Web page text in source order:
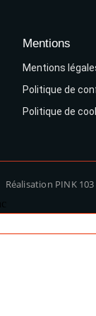
Mentions
Mentions
Politique de
Politique de
Réalisation PINK 103